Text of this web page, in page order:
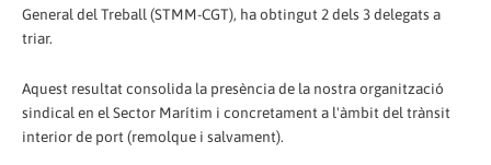
General del Treball (STMM-CGT), ha obtingut 2 dels 3 delegats a
triar.
Aquest resultat consolida la presència de la nostra organització
sindical en el Sector Marítim i concretament a l'àmbit del trànsit
interior de port (remolque i salvament).